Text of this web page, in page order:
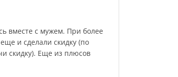
вместе с мужем. При более
и сделали скидку (по
скидку). Еще из плюсов